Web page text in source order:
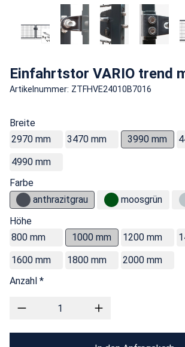
Einfahrtstor VARIO trend
Artikelnummer: ZTFHVE24010B7016
Breite
2970 mm
3470 mm 3990 mm
4990 mm
Farbe
anthrazitgrau
moosgrün
Höhe
800 mm
1000 mm 1200 mm
1600 mm
1800 mm
2000 mm
Anzahl *